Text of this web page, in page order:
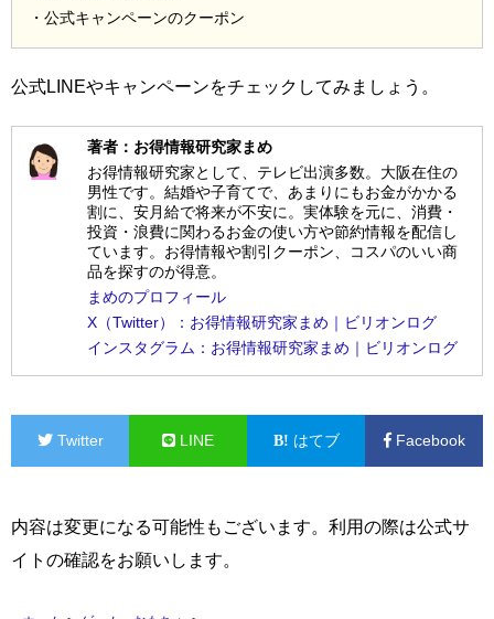
・公式キャンペーンのクーポン
公式LINEやキャンペーンをチェックしてみましょう。
著者：お得情報研究家まめ
お得情報研究家として、テレビ出演多数。大阪在住の
男性です。結婚や子育てで、あまりにもお金がかかる
割に、安月給で将来が不安に。実体験を元に、消費・
投資・浪費に関わるお金の使い方や節約情報を配信し
ています。お得情報や割引クーポン、コスパのいい商
品を探すのが得意。
まめのプロフィール
X（Twitter）：お得情報研究家まめ｜ビリオンログ
インスタグラム：お得情報研究家まめ｜ビリオンログ
Twitter LINE はてブ Facebook
内容は変更になる可能性もございます。利用の際は公式サ
イトの確認をお願いします。